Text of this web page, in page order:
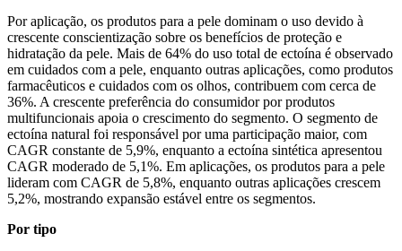
Por aplicação, os produtos para a pele dominam o uso devido à
crescente conscientização sobre os benefícios de proteção e
hidratação da pele. Mais de 64% do uso total de ectoína é observado
em cuidados com a pele, enquanto outras aplicações, como produtos
farmacêuticos e cuidados com os olhos, contribuem com cerca de
36%. A crescente preferência do consumidor por produtos
multifuncionais apoia o crescimento do segmento. O segmento de
ectoína natural foi responsável por uma participação maior, com
CAGR constante de 5,9%, enquanto a ectoína sintética apresentou
CAGR moderado de 5,1%. Em aplicações, os produtos para a pele
lideram com CAGR de 5,8%, enquanto outras aplicações crescem
5,2%, mostrando expansão estável entre os segmentos.
Por tipo